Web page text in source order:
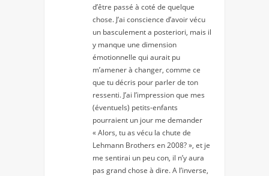
d’être passé à coté de quelque
chose. J’ai conscience d’avoir vécu
un basculement a posteriori, mais il
y manque une dimension
émotionnelle qui aurait pu
m’amener à changer, comme ce
que tu décris pour parler de ton
ressenti. J’ai l’impression que mes
(éventuels) petits-enfants
pourraient un jour me demander
« Alors, tu as vécu la chute de
Lehmann Brothers en 2008? », et je
me sentirai un peu con, il n’y aura
pas grand chose à dire. A l’inverse,